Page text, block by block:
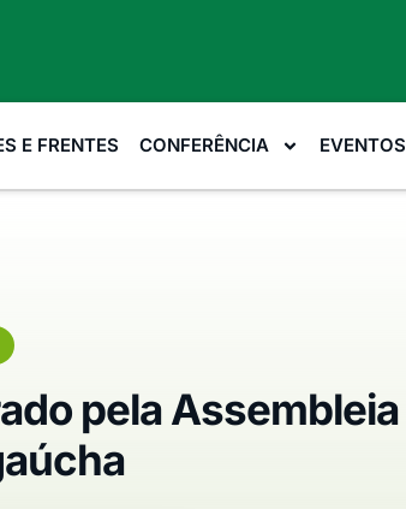
E FRENTES CONFERÊNCIA EVENTOS
pela Assembleia